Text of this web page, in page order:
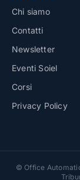
Chi siamo
Contatti
Newsletter
Eventi Soiel
Corsi
Privacy Policy
© Office